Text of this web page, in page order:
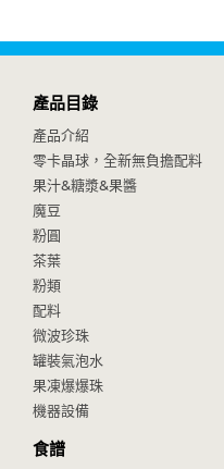
產品目錄
產品介紹
零卡晶球，全新無負擔配料
果汁&糖漿&果醬
魔豆
粉圓
茶葉
粉類
配料
微波珍珠
罐裝氣泡水
果凍爆爆珠
機器設備
食譜